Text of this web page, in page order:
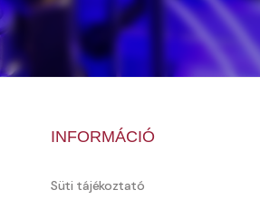
INFORMÁCIÓ
Süti tájékoztató